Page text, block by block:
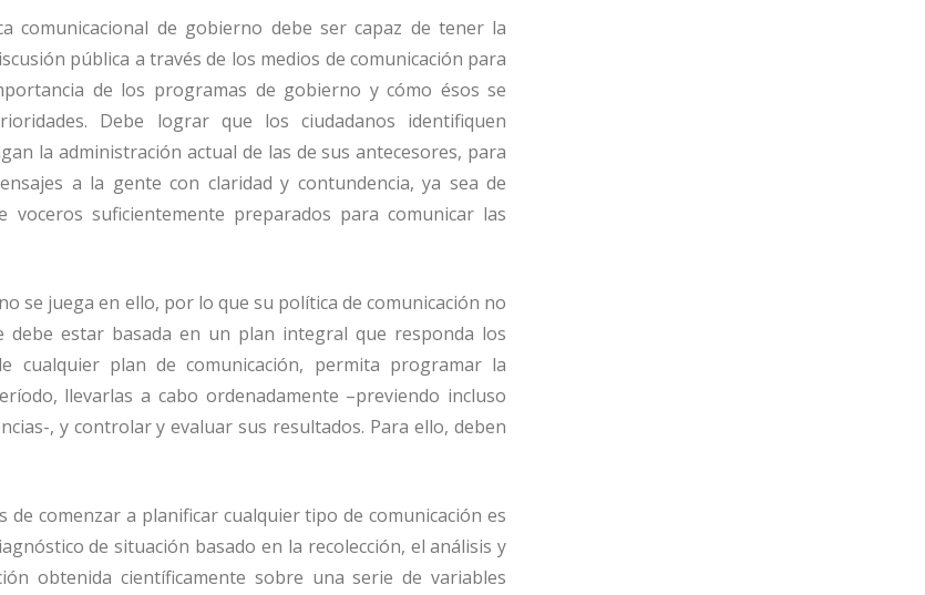
comunicacional de gobierno debe ser capaz de tener la
pública a través de los medios de comunicación para
de los programas de gobierno y cómo ésos se
Debe lograr que los ciudadanos identifiquen
la administración actual de las de sus antecesores, para
a la gente con claridad y contundencia, ya sea de
suficientemente preparados para comunicar las
se juega en ello, por lo que su política de comunicación no
debe estar basada en un plan integral que responda los
cualquier plan de comunicación, permita programar la
llevarlas a cabo ordenadamente –previendo incluso
, y controlar y evaluar sus resultados. Para ello, deben
de comenzar a planificar cualquier tipo de comunicación es
de situación basado en la recolección, el análisis y
obtenida científicamente sobre una serie de variables